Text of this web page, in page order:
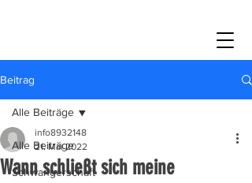
Beitrag
Alle Beiträge
Schwangerschaft
Alle Beiträge
Wann schließt sich meine
info8932148
21. Mai 2022